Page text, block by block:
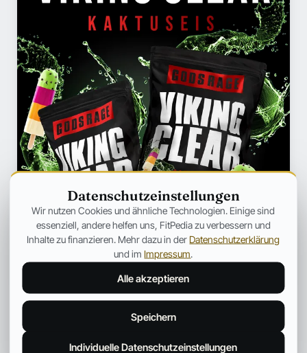
Datenschutzeinstellungen
Wir nutzen Cookies und ähnliche Technologien. Einige sind
essenziell, andere helfen uns, FitPedia zu verbessern und
Inhalte zu finanzieren. Mehr dazu in der Datenschutzerklärung
und im Impressum.
Alle akzeptieren
Speichern
Individuelle Datenschutzeinstellungen